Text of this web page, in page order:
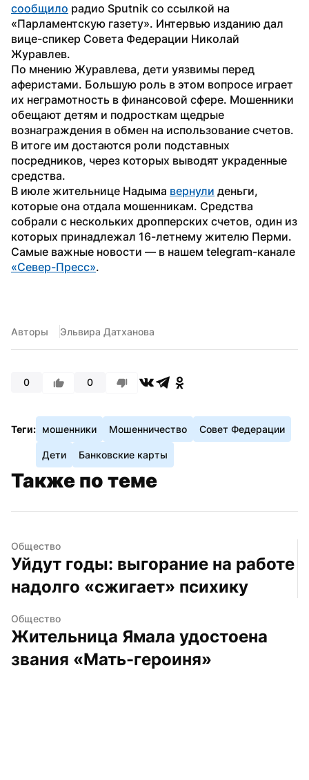
сообщило радио Sputnik со ссылкой на
«Парламентскую газету». Интервью изданию дал
вице-спикер Совета Федерации Николай
Журавлев.
По мнению Журавлева, дети уязвимы перед
аферистами. Большую роль в этом вопросе играет
их неграмотность в финансовой сфере. Мошенники
обещают детям и подросткам щедрые
вознаграждения в обмен на использование счетов.
В итоге им достаются роли подставных
посредников, через которых выводят украденные
средства.
В июле жительнице Надыма вернули деньги,
которые она отдала мошенникам. Средства
собрали с нескольких дропперских счетов, один из
которых принадлежал 16-летнему жителю Перми.
«Север-Пресс».
Авторы Эльвира Датханова
0 0
Теги: мошенники Мошенничество Совет Федерации
Дети Банковские карты
Также по теме
Общество
Уйдут годы: выгорание на работе
надолго «сжигает» психику
Общество
Жительница Ямала удостоена
звания «Мать-героиня»